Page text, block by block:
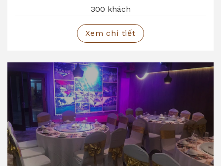
nhà hàng khác không đáp ứng được
300 khách
Xem chi tiết